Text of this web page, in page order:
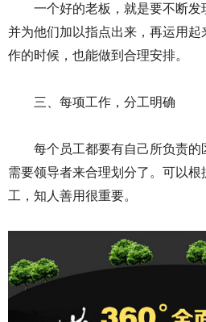
一个好的老板，就是要不断发
并为他们加以指点出来，再运用起
作的时候，也能做到合理安排。
三、每项工作，分工明确
每个员工都要有自己所负责
需要领导者来合理划分了。可以
工，知人善用很重要。